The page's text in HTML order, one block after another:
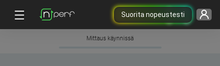
Suorita nopeustesti
Mittaus käynnissä